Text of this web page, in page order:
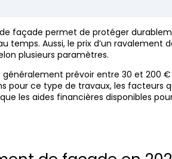
façade permet de protéger
temps. Aussi, le prix d’un ravalement
plusieurs paramètres.
généralement prévoir entre 30 et 200 €
pour ce type de travaux, les facteurs
les aides financières disponibles